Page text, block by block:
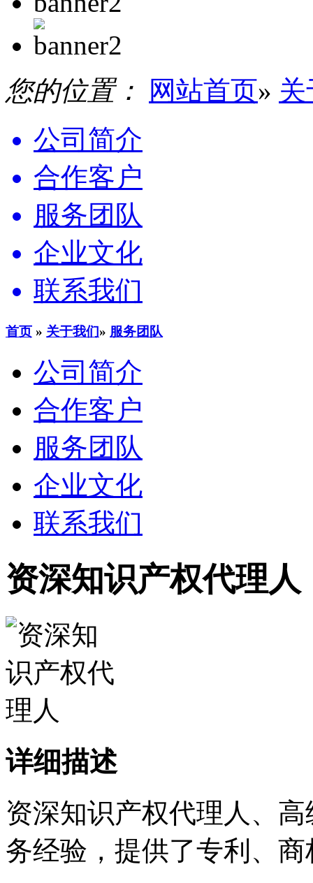
您的位置： 网站首页»
公司简介
合作客户
服务团队
企业文化
联系我们
首页 » 关于我们» 服务团队
公司简介
合作客户
服务团队
企业文化
联系我们
资深知识产权代理人
详细描述
资深知识产权代理人、
务经验，提供了专利、